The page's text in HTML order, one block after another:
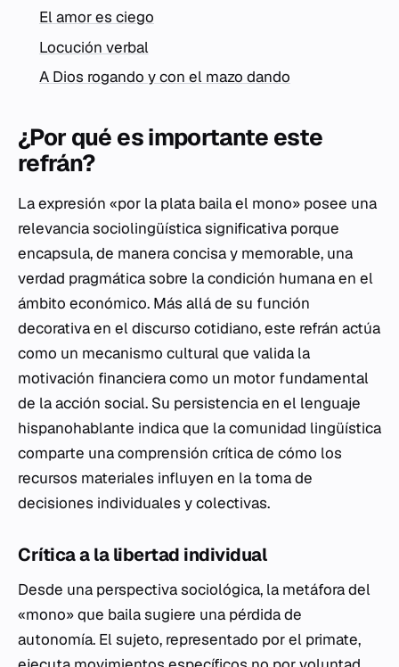
El amor es ciego
Locución verbal
A Dios rogando y con el mazo dando
¿Por qué es importante este
refrán?
La expresión «por la plata baila el mono» posee una
relevancia sociolingüística significativa porque
encapsula, de manera concisa y memorable, una
verdad pragmática sobre la condición humana en el
ámbito económico. Más allá de su función
decorativa en el discurso cotidiano, este refrán actúa
como un mecanismo cultural que valida la
motivación financiera como un motor fundamental
de la acción social. Su persistencia en el lenguaje
hispanohablante indica que la comunidad lingüística
comparte una comprensión crítica de cómo los
recursos materiales influyen en la toma de
decisiones individuales y colectivas.
Crítica a la libertad individual
Desde una perspectiva sociológica, la metáfora del
«mono» que baila sugiere una pérdida de
autonomía. El sujeto, representado por el primate,